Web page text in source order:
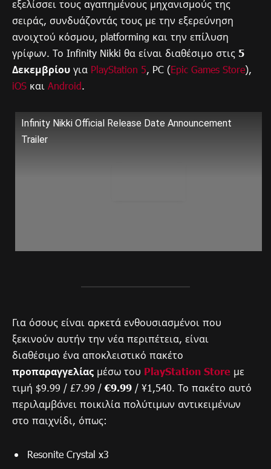
εξελίσσει τους αγαπημένους μηχανισμούς της
σειράς, συνδυάζοντάς τους με την εξερεύνηση
ανοιχτού κόσμου, platforming και την επίλυση
γρίφων. Το Infinity Nikki θα είναι διαθέσιμο στις 5
Δεκεμβρίου για PlayStation 5, PC (Epic Games Store),
iOS και Android.
Infinity Nikki Official Release Date Announcement
Trailer
Για όσους είναι αρκετά ενθουσιασμένοι που
ξεκινούν αυτήν την νέα περιπέτεια, είναι
διαθέσιμο ένα αποκλειστικό πακέτο
προπαραγγελίας μέσω του PlayStation Store με
τιμή $9.99 / £7.99 /€9.99 / ¥1,540. Το πακέτο αυτό
περιλαμβάνει ποικιλία πολύτιμων αντικειμένων
στο παιχνίδι, όπως:
Resonite Crystal x3